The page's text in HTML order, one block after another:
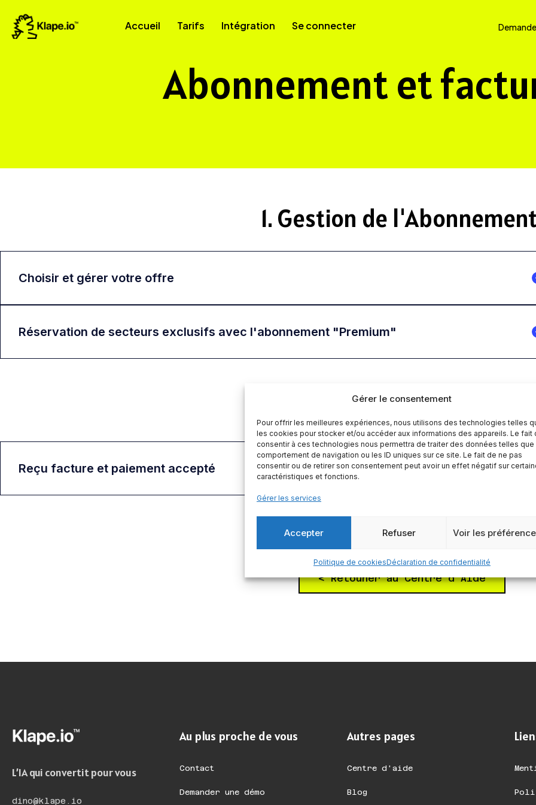
Gérer le consentement
Pour offrir les meilleures expériences, nous utilisons des technologies telles
les cookies pour stocker et/ou accéder aux informations des appareils. Le fait
consentir à ces technologies nous permettra de traiter des données telles que
comportement de navigation ou les ID uniques sur ce site. Le fait de ne pas
consentir ou de retirer son consentement peut avoir un effet négatif sur
caractéristiques et fonctions.
Gérer les services
Accepter Refuser Voir les
Politique de cookiesDéclaration de confidentialité
Accueil Tarifs Intégration Se connecter
Abonnement et
1. Gestion de
Choisir et gérer votre offre
Réservation de secteurs exclusifs avec l'abonnement "Premium"
2. Paiements et Factures
Reçu facture et paiement accepté
< Retouner au Centre d'Aide
L’IA qui convertit pour vous
dino@klape.io
Au plus proche de vous
Contact
Demander une démo
Autres pages
Centre d'aide
Blog